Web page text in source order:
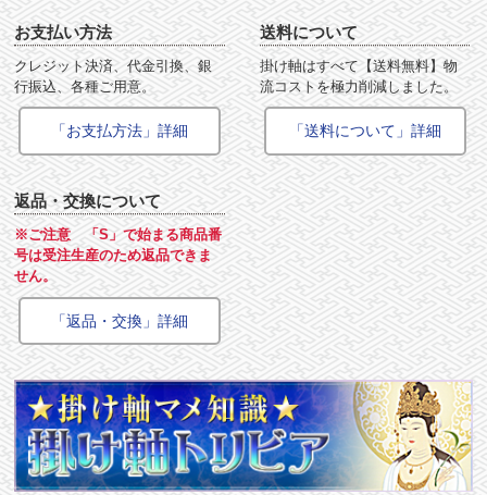
お支払い方法
クレジット決済、代金引換、銀
行振込、各種ご用意。
「お支払方法」詳細
送料について
掛け軸はすべて【送料無料】物
流コストを極力削減しました。
「送料について」詳細
返品・交換について
※ご注意 「S」で始まる商品番
号は受注生産のため返品できま
せん。
「返品・交換」詳細